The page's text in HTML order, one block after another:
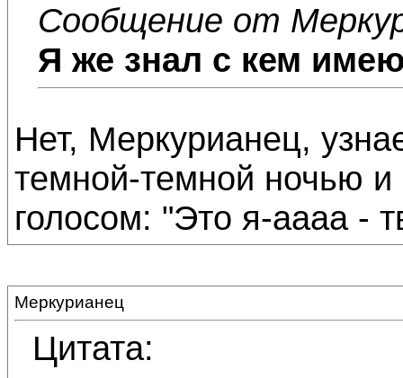
Сообщение от
Я же знал с кем
Нет, Меркурианец,
темной-темной ночью
голосом: "Это я-аааа -
Меркурианец
Цитата: